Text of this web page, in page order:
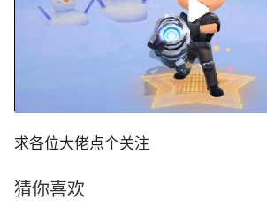
求各位大佬点个关注
猜你喜欢